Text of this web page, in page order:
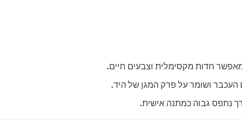
חדות מקסימלית וצבעים חיים.
ושומר על פרק המגן של היד.
נתפס גבוה כמתנה אישית.